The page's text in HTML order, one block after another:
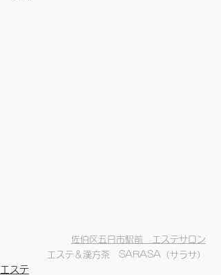
佐伯区五日市駅前　エステサロン
エステ＆漢方茶　SARASA（サラサ）
エステ